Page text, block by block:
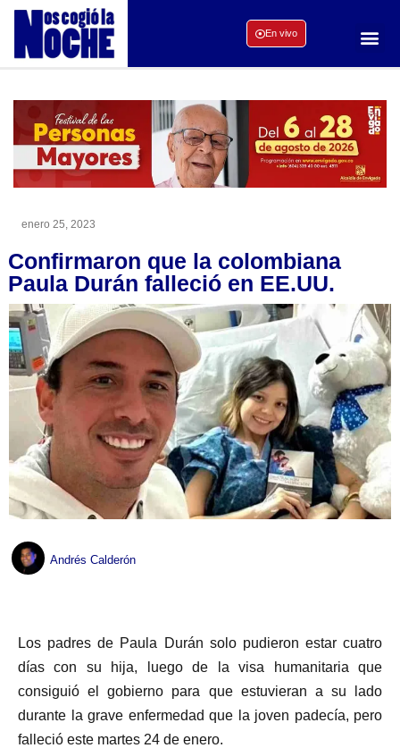
En vivo
enero 25, 2023
Confirmaron que la colombiana
Paula Durán falleció en EE.UU.
Andrés Calderón
Los padres de Paula Durán solo pudieron estar cuatro
días con su hija, luego de la visa humanitaria que
consiguió el gobierno para que estuvieran a su lado
durante la grave enfermedad que la joven padecía, pero
falleció este martes 24 de enero.